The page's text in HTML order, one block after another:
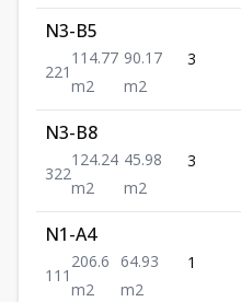
N3-B5
221
114.77
m2
90.17
m2
3
N3-B8
322
124.24
m2
45.98
m2
3
N1-A4
1 1 1
206.6
m2
64.93
m2
1